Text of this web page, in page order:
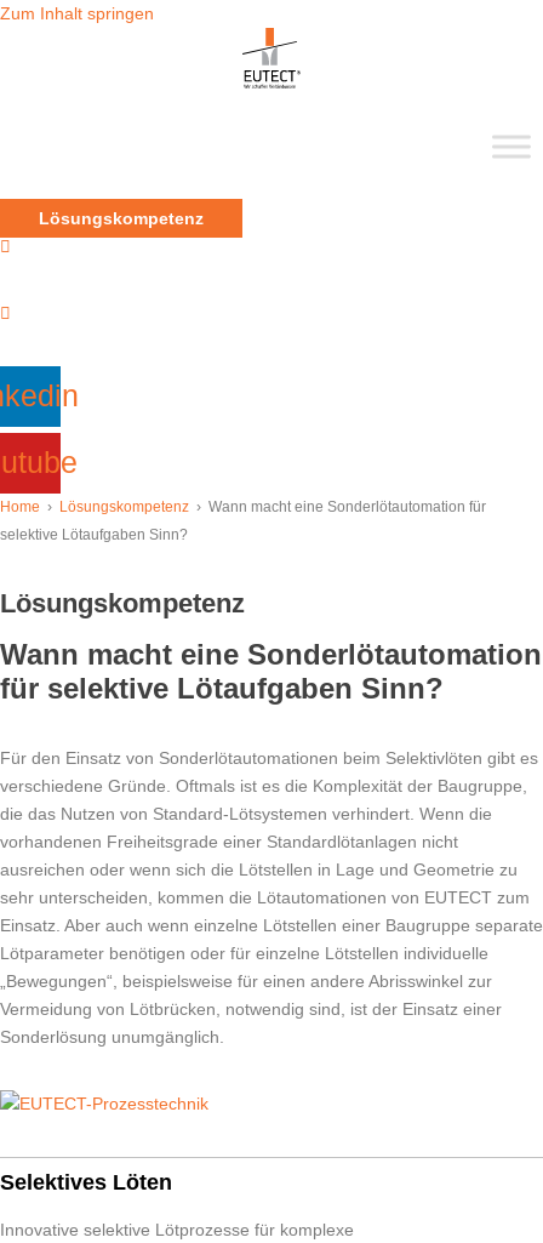
Zum Inhalt springen
Lösungskompetenz
Home › Lösungskompetenz › Wann macht eine Sonderlötautomation für
selektive Lötaufgaben Sinn?
Lösungskompetenz
Wann macht eine Sonderlötautomation
für selektive Lötaufgaben Sinn?
Für den Einsatz von Sonderlötautomationen beim Selektivlöten gibt es
verschiedene Gründe. Oftmals ist es die Komplexität der Baugruppe,
die das Nutzen von Standard-Lötsystemen verhindert. Wenn die
vorhandenen Freiheitsgrade einer Standardlötanlagen nicht
ausreichen oder wenn sich die Lötstellen in Lage und Geometrie zu
sehr unterscheiden, kommen die Lötautomationen von EUTECT zum
Einsatz. Aber auch wenn einzelne Lötstellen einer Baugruppe separate
Lötparameter benötigen oder für einzelne Lötstellen individuelle
„Bewegungen“, beispielsweise für einen andere Abrisswinkel zur
Vermeidung von Lötbrücken, notwendig sind, ist der Einsatz einer
Sonderlösung unumgänglich.
Selektives Löten
Innovative selektive Lötprozesse für komplexe